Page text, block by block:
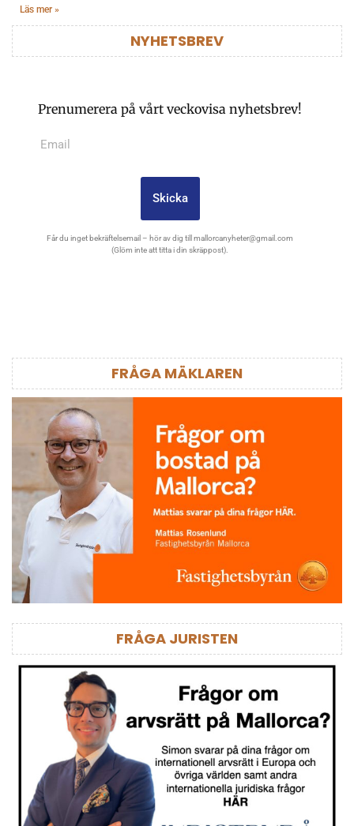
Läs mer »
NYHETSBREV
Prenumerera på vårt veckovisa nyhetsbrev!
Skicka
Får du inget bekräftelsemail – hör av dig till mallorcanyheter@gmail.com
(Glöm inte att titta i din skräppost).
FRÅGA MÄKLAREN
FRÅGA JURISTEN